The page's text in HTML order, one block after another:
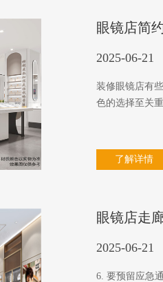
眼镜店简
2025-06-21
装修眼镜店有
色的选择至关
了解详情
眼镜店走
2025-06-21
6. 要预留应急